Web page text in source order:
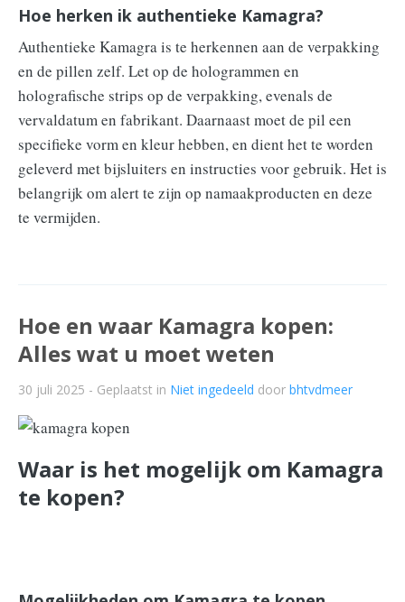
Hoe herken ik authentieke Kamagra?
Authentieke Kamagra is te herkennen aan de verpakking
en de pillen zelf. Let op de hologrammen en
holografische strips op de verpakking, evenals de
vervaldatum en fabrikant. Daarnaast moet de pil een
specifieke vorm en kleur hebben, en dient het te worden
geleverd met bijsluiters en instructies voor gebruik. Het is
belangrijk om alert te zijn op namaakproducten en deze
te vermijden.
Hoe en waar Kamagra kopen:
Alles wat u moet weten
30 juli 2025 - Geplaatst in Niet ingedeeld door bhtvdmeer
Waar is het mogelijk om Kamagra
te kopen?